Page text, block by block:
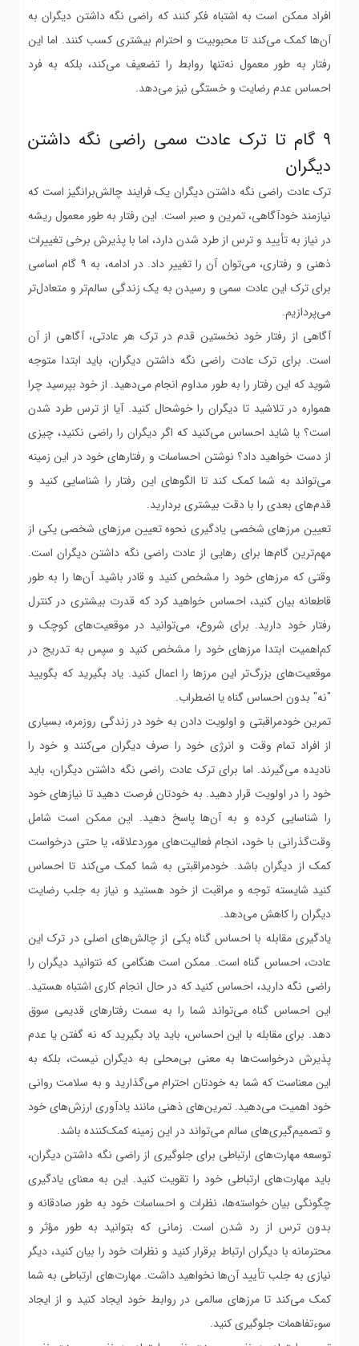
افراد ممکن است به اشتباه فکر کنند که راضی نگه داشتن دیگران به
آن‌ها کمک می‌کند تا محبوبیت و احترام بیشتری کسب کنند. اما این
رفتار به طور معمول نه‌تنها روابط را تضعیف می‌کند، بلکه به فرد
احساس عدم رضایت و خستگی نیز می‌دهد.
۹ گام تا ترک عادت سمی راضی نگه داشتن
دیگران
ترک عادت راضی نگه داشتن دیگران یک فرایند چالش‌برانگیز است که
نیازمند خودآگاهی، تمرین و صبر است. این رفتار به طور معمول ریشه
در نیاز به تأیید و ترس از طرد شدن دارد، اما با پذیرش برخی تغییرات
ذهنی و رفتاری، می‌توان آن را تغییر داد. در ادامه، به ۹ گام اساسی
برای ترک این عادت سمی و رسیدن به یک زندگی سالم‌تر و متعادل‌تر
می‌پردازیم.
آگاهی از رفتار خود نخستین قدم در ترک هر عادتی، آگاهی از آن
است. برای ترک عادت راضی نگه داشتن دیگران، باید ابتدا متوجه
شوید که این رفتار را به طور مداوم انجام می‌دهید. از خود بپرسید چرا
همواره در تلاشید تا دیگران را خوشحال کنید. آیا از ترس طرد شدن
است؟ یا شاید احساس می‌کنید که اگر دیگران را راضی نکنید، چیزی
از دست خواهید داد؟ نوشتن احساسات و رفتارهای خود در این زمینه
می‌تواند به شما کمک کند تا الگوهای این رفتار را شناسایی کنید و
قدم‌های بعدی را با دقت بیشتری بردارید.
تعیین مرزهای شخصی یادگیری نحوه تعیین مرزهای شخصی یکی از
مهم‌ترین گام‌ها برای رهایی از عادت راضی نگه داشتن دیگران است.
وقتی که مرزهای خود را مشخص کنید و قادر باشید آن‌ها را به طور
قاطعانه بیان کنید، احساس خواهید کرد که قدرت بیشتری در کنترل
رفتار خود دارید. برای شروع، می‌توانید در موقعیت‌های کوچک و
کم‌اهمیت ابتدا مرزهای خود را مشخص کنید و سپس به تدریج در
موقعیت‌های بزرگ‌تر این مرزها را اعمال کنید. یاد بگیرید که بگویید
"نه" بدون احساس گناه یا اضطراب.
تمرین خودمراقبتی و اولویت دادن به خود در زندگی روزمره، بسیاری
از افراد تمام وقت و انرژی خود را صرف دیگران می‌کنند و خود را
نادیده می‌گیرند. اما برای ترک عادت راضی نگه داشتن دیگران، باید
خود را در اولویت قرار دهید. به خودتان فرصت دهید تا نیازهای خود
را شناسایی کرده و به آن‌ها پاسخ دهید. این ممکن است شامل
وقت‌گذرانی با خود، انجام فعالیت‌های موردعلاقه، یا حتی درخواست
کمک از دیگران باشد. خودمراقبتی به شما کمک می‌کند تا احساس
کنید شایسته توجه و مراقبت از خود هستید و نیاز به جلب رضایت
دیگران را کاهش می‌دهد.
یادگیری مقابله با احساس گناه یکی از چالش‌های اصلی در ترک این
عادت، احساس گناه است. ممکن است هنگامی که نتوانید دیگران را
راضی نگه دارید، احساس کنید که در حال انجام کاری اشتباه هستید.
این احساس گناه می‌تواند شما را به سمت رفتارهای قدیمی سوق
دهد. برای مقابله با این احساس، باید یاد بگیرید که نه گفتن یا عدم
پذیرش درخواست‌ها به معنی بی‌محلی به دیگران نیست، بلکه به
این معناست که شما به خودتان احترام می‌گذارید و به سلامت روانی
خود اهمیت می‌دهید. تمرین‌های ذهنی مانند یادآوری ارزش‌های خود
و تصمیم‌گیری‌های سالم می‌تواند در این زمینه کمک‌کننده باشد.
توسعه مهارت‌های ارتباطی برای جلوگیری از راضی نگه داشتن دیگران،
باید مهارت‌های ارتباطی خود را تقویت کنید. این به معنای یادگیری
چگونگی بیان خواسته‌ها، نظرات و احساسات خود به طور صادقانه و
بدون ترس از رد شدن است. زمانی که بتوانید به طور مؤثر و
محترمانه با دیگران ارتباط برقرار کنید و نظرات خود را بیان کنید، دیگر
نیازی به جلب تأیید آن‌ها نخواهید داشت. مهارت‌های ارتباطی به شما
کمک می‌کند تا مرزهای سالمی در روابط خود ایجاد کنید و از ایجاد
سوءتفاهمات جلوگیری کنید.